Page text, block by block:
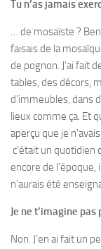
Tu n’as jamais
… de mosaïste ?
faisais de la
de pognon. J’ai fait
tables, des décors,
d’immeubles, dans
lieux comme ça. Et
aperçu que je
c’était un quotidien
encore de
n’aurais été
Je ne t’imagine
Non. J’en ai fait un